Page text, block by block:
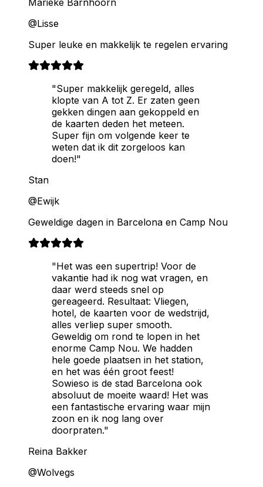
Marieke Barnhoorn
@Lisse
Super leuke en makkelijk te regelen ervaring
"Super makkelijk geregeld, alles
klopte van A tot Z. Er zaten geen
gekken dingen aan gekoppeld en
de kaarten deden het meteen.
Super fijn om volgende keer te
weten dat ik dit zorgeloos kan
doen!"
Stan
@Ewijk
Geweldige dagen in Barcelona en Camp Nou
"Het was een supertrip! Voor de
vakantie had ik nog wat vragen, en
daar werd steeds snel op
gereageerd. Resultaat: Vliegen,
hotel, de kaarten voor de wedstrijd,
alles verliep super smooth.
Geweldig om rond te lopen in het
enorme Camp Nou. We hadden
hele goede plaatsen in het station,
en het was één groot feest!
Sowieso is de stad Barcelona ook
absoluut de moeite waard! Het was
een fantastische ervaring waar mijn
zoon en ik nog lang over
doorpraten."
Reina Bakker
@Wolvegs